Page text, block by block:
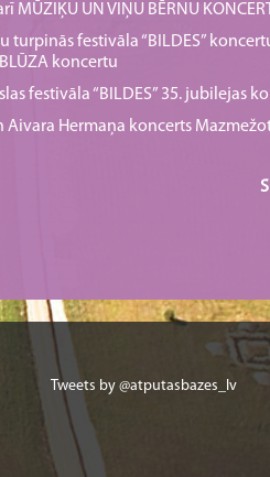
MŪZIĶU UN VIŅU BĒRNU
turpinās festivāla “BILDES”
koncertu
festivāla “BILDES” 35. jubilejas
Aivara Hermaņa koncerts
Tweets by @atputasbazes_lv